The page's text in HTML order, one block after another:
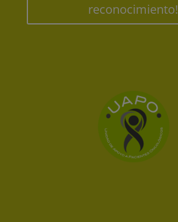
reconocimiento!